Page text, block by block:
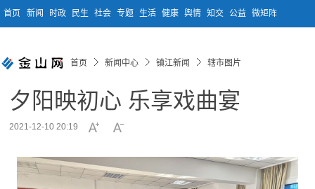
首页 新闻 时政 民生 社会 专题 生活 健康 舆情 知交 公益 微矩阵
首页 新闻中心 镇江新闻 辖市图片
夕阳映初心 乐享戏曲宴
2021-12-10 20:19